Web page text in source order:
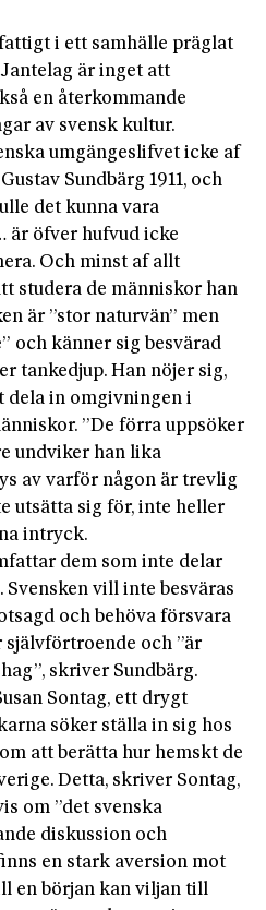
i ett samhälle präglat
är inget att
en återkommande
av svensk kultur.
umgängeslifvet icke af
Sundbärg 1911, och
det kunna vara
är öfver hufvud icke
Och minst af allt
studera de människor han
är ”stor naturvän” men
och känner sig besvärad
tankedjup. Han nöjer sig,
dela in omgivningen i
”De förra uppsöker
undviker han lika
av varför någon är trevlig
utsätta sig för, inte heller
intryck.
dem som inte delar
vill inte besväras
och behöva försvara
självförtroende och ”är
skriver Sundbärg.
Sontag, ett drygt
söker ställa in sig hos
att berätta hur hemskt de
Detta, skriver Sontag,
om ”det svenska
diskussion och
en stark aversion mot
en början kan viljan till